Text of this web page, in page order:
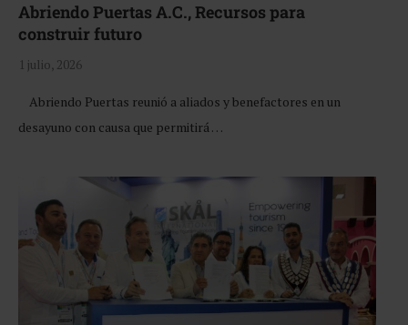
Abriendo Puertas A.C., Recursos para
construir futuro
1 julio, 2026
Abriendo Puertas reunió a aliados y benefactores en un
desayuno con causa que permitirá …